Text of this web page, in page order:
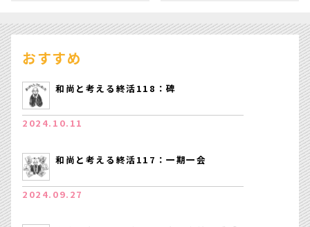
おすすめ
和尚と考える終活118：碑
2024.10.11
和尚と考える終活117：一期一会
2024.09.27